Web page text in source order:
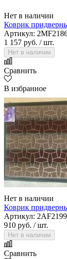
Нет в наличии
Коврик
Артикул:
1 157 руб. / шт.
Нет в наличии
Сравнить
В избранное
Нет в наличии
Коврик
Артикул:
910 руб. / шт.
Нет в наличии
Сравнить